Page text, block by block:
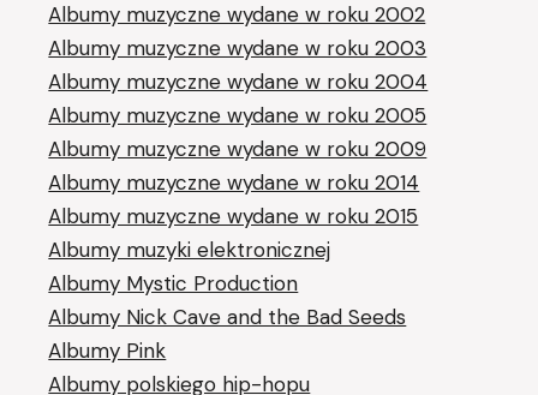
Albumy muzyczne wydane w roku 2002
Albumy muzyczne wydane w roku 2003
Albumy muzyczne wydane w roku 2004
Albumy muzyczne wydane w roku 2005
Albumy muzyczne wydane w roku 2009
Albumy muzyczne wydane w roku 2014
Albumy muzyczne wydane w roku 2015
Albumy muzyki elektronicznej
Albumy Mystic Production
Albumy Nick Cave and the Bad Seeds
Albumy Pink
Albumy polskiego hip-hopu